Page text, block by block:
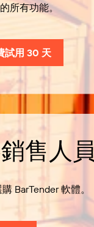
所有功能。
試用 30 天
售人員
BarTender 軟體。